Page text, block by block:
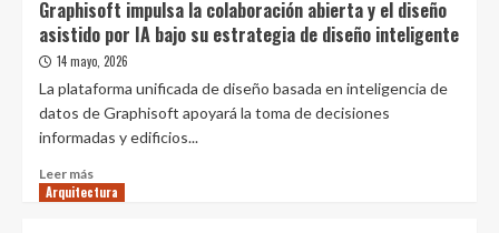
Industria
cervecera
peruana
aporta
5
262
en
impuestos
Graphisoft impulsa la colaboración abierta y el diseño
asistido por IA bajo su estrategia de diseño inteligente
14 mayo, 2026
La plataforma unificada de diseño basada en inteligencia de
datos de Graphisoft apoyará la toma de decisiones
informadas y edificios...
Leer más
más
Arquitectura